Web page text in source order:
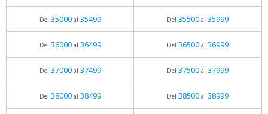
Del 35000al 35499 Del 35500al 35999
Del 36000al 36499 Del 36500al 36999
Del 37000al 37499 Del 37500al 37999
Del 38000al 38499 Del 38500al 38999